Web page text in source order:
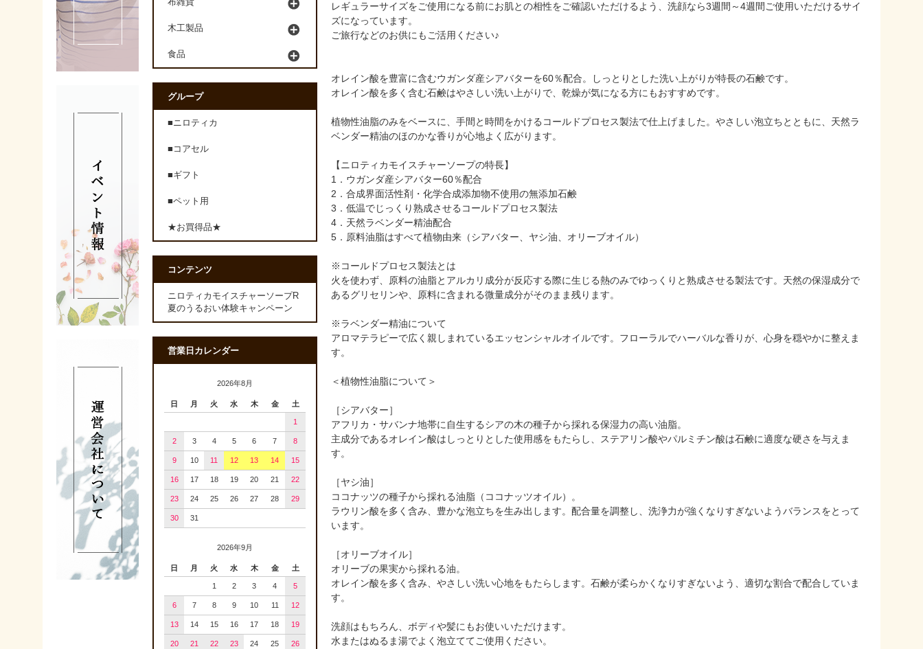
レギュラーサイズをご使用になる前にお肌との相性をご確認いただけるよう、洗顔なら3週間～4週間ご使用いただけるサイ
ズになっています。
ご旅行などのお供にもご活用ください♪
オレイン酸を豊富に含むウガンダ産シアバターを60％配合。しっとりとした洗い上がりが特長の石鹸です。
オレイン酸を多く含む石鹸はやさしい洗い上がりで、乾燥が気になる方にもおすすめです。
植物性油脂のみをベースに、手間と時間をかけるコールドプロセス製法で仕上げました。やさしい泡立ちとともに、天然ラ
ベンダー精油のほのかな香りが心地よく広がります。
【ニロティカモイスチャーソープの特長】
1．ウガンダ産シアバター60％配合
2．合成界面活性剤・化学合成添加物不使用の無添加石鹸
3．低温でじっくり熟成させるコールドプロセス製法
4．天然ラベンダー精油配合
5．原料油脂はすべて植物由来（シアバター、ヤシ油、オリーブオイル）
※コールドプロセス製法とは
火を使わず、原料の油脂とアルカリ成分が反応する際に生じる熱のみでゆっくりと熟成させる製法です。天然の保湿成分で
あるグリセリンや、原料に含まれる微量成分がそのまま残ります。
※ラベンダー精油について
アロマテラピーで広く親しまれているエッセンシャルオイルです。フローラルでハーバルな香りが、心身を穏やかに整えま
す。
＜植物性油脂について＞
［シアバター］
アフリカ・サバンナ地帯に自生するシアの木の種子から採れる保湿力の高い油脂。
主成分であるオレイン酸はしっとりとした使用感をもたらし、ステアリン酸やパルミチン酸は石鹸に適度な硬さを与えま
す。
［ヤシ油］
ココナッツの種子から採れる油脂（ココナッツオイル）。
ラウリン酸を多く含み、豊かな泡立ちを生み出します。配合量を調整し、洗浄力が強くなりすぎないようバランスをとって
います。
［オリーブオイル］
オリーブの果実から採れる油。
オレイン酸を多く含み、やさしい洗い心地をもたらします。石鹸が柔らかくなりすぎないよう、適切な割合で配合していま
す。
洗顔はもちろん、ボディや髪にもお使いいただけます。
水またはぬるま湯でよく泡立ててご使用ください。
布雑貨
木工製品
食品
グループ
■ニロティカ
■コアセル
■ギフト
■ペット用
★お買得品★
コンテンツ
ニロティカモイスチャーソープR
夏のうるおい体験キャンペーン
営業日カレンダー
2026年8月
日 月 火 水 木 金 土
1
2 3 4 5 6 7 8
9 10 11 12 13 14 15
16 17 18 19 20 21 22
23 24 25 26 27 28 29
30 31
2026年9月
日 月 火 水 木 金 土
1 2 3 4 5
6 7 8 9 10 11 12
13 14 15 16 17 18 19
20 21 22 23 24 25 26